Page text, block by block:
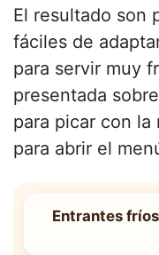
El resultado son
fáciles de
para servir muy
presentada
para picar con
para abrir el
Entrantes